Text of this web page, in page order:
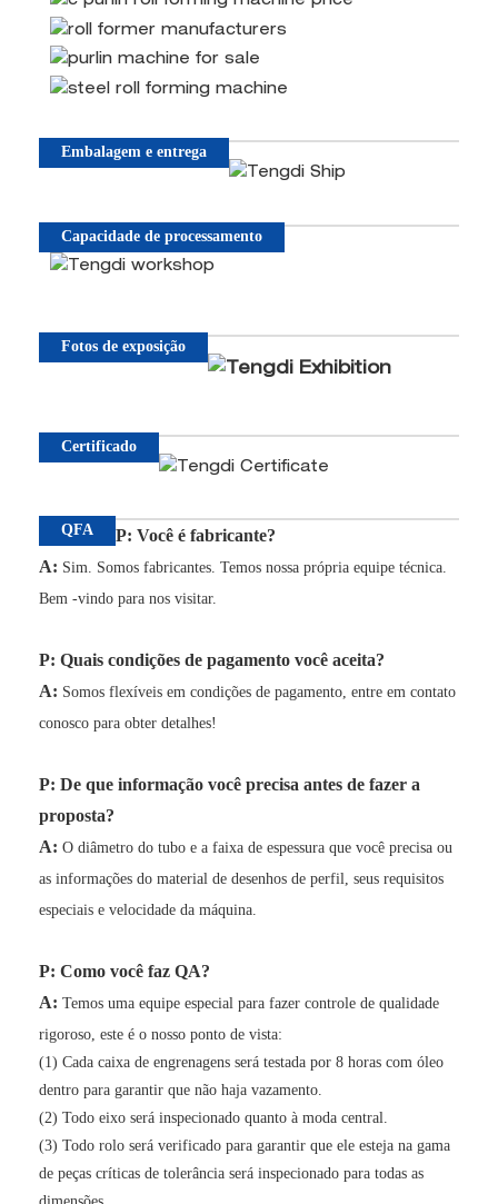
Embalagem e entrega
Capacidade de processamento
Fotos de exposição
Certificado
QFA
P: Você é fabricante?
A: Sim. Somos fabricantes. Temos nossa própria equipe técnica.
Bem -vindo para nos visitar.
P: Quais condições de pagamento você aceita?
A: Somos flexíveis em condições de pagamento, entre em contato
conosco para obter detalhes!
P: De que informação você precisa antes de fazer a
proposta?
A: O diâmetro do tubo e a faixa de espessura que você precisa ou
as informações do material de desenhos de perfil, seus requisitos
especiais e velocidade da máquina.
P: Como você faz QA?
A: Temos uma equipe especial para fazer controle de qualidade
rigoroso, este é o nosso ponto de vista:
(1) Cada caixa de engrenagens será testada por 8 horas com óleo
dentro para garantir que não haja vazamento.
(2) Todo eixo será inspecionado quanto à moda central.
(3) Todo rolo será verificado para garantir que ele esteja na gama
de peças críticas de tolerância será inspecionado para todas as